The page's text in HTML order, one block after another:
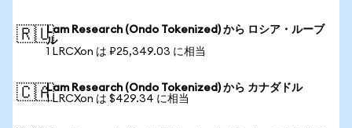
🇷🇺Lam Research (Ondo Tokenized) から ロシア・ルーブ
ル
1 LRCXon は ₽25,349.03 に相当
🇨🇦Lam Research (Ondo Tokenized) から カナダドル
1 LRCXon は $429.34 に相当